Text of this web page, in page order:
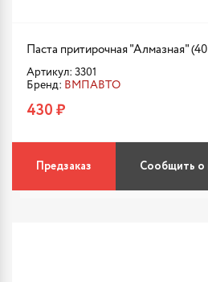
Паста притирочная "Алмазная" (40
Артикул: 3301
Бренд: ВМПАВТО
430 ₽
Предзаказ Сообщить о